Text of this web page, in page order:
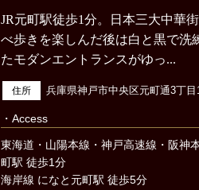
JR元町駅徒歩1分。日本三大中華
べ歩きを楽しんだ後は白と黒で洗
たモダンエントランスがゆっ...
住所 兵庫県神戸市中央区元町通3丁目
・Access
東海道・山陽本線・神戸高速線・阪神
町駅 徒歩1分
海岸線 になと元町駅 徒歩5分